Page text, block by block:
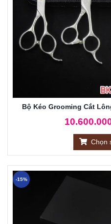
Bộ Kéo Grooming Cắt
Chọn
-15%